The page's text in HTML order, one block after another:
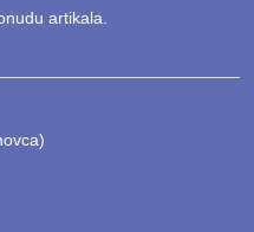
artikala.